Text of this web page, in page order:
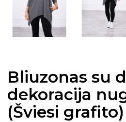
Bliuzonas su
dekoracija
(Šviesi grafito)